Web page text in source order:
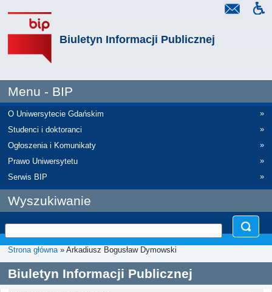
Biuletyn Informacji Publicznej
Menu - BIP
O Uniwersytecie Gdańskim
»
Studenci i doktoranci
»
Ogłoszenia i Komunikaty
»
Prawo Uniwersytetu
»
Serwis BIP
»
Wyszukiwanie
Strona główna» Arkadiusz Bogusław Dymowski
Biuletyn Informacji Publicznej